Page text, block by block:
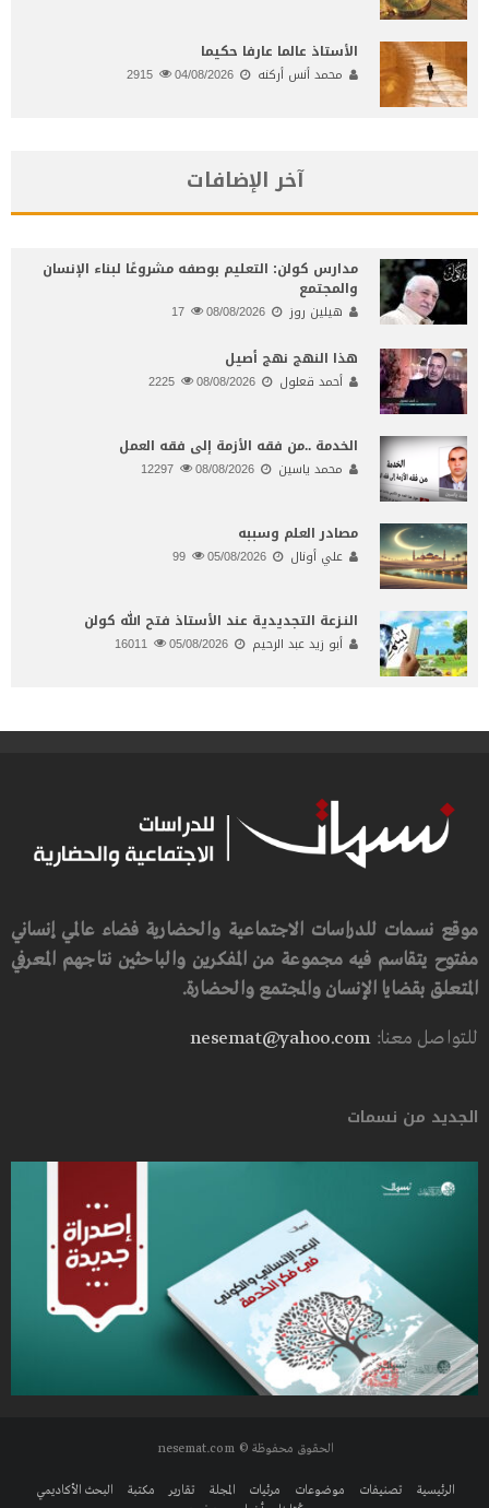
الأستاذ عالما عارفا حكيما
محمد أنس أركنه 04/08/2026
آخر الإضافات
مدارس كولن: التعليم بوصفه مشروعًا لبناء الإنسان
والمجتمع
هيلين روز 08/08/2026
هذا النهج نهج أصيل
أحمد قعلول 08/08/2026
الخدمة ..من فقه الأزمة إلى فقه العمل
محمد ياسين 08/08/2026
مصادر العلم وسببه
علي أونال 05/08/2026
النـزعة التجديدية عند الأستاذ فتح الله كولن
أبو زيد عبد الرحيم 05/08/2026
موقع نسمات للدراسات الاجتماعية والحضارية فضاء عالمي إنساني
مفتوح يتقاسم فيه مجموعة من المفكرين والباحثين نتاجهم المعرفي
المتعلق بقضايا الإنسان والمجتمع والحضارة.
للتواصل معنا:nesemat@yahoo.com
الجديد من نسمات
الحقوق محفوظة © nesemat.com
الرئيسية تصنيفات موضوعات مرئيات المجلة تقارير مكتبة
البحث الأكاديمي